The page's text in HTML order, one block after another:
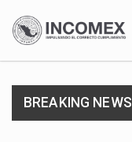
BREAKING NEWS